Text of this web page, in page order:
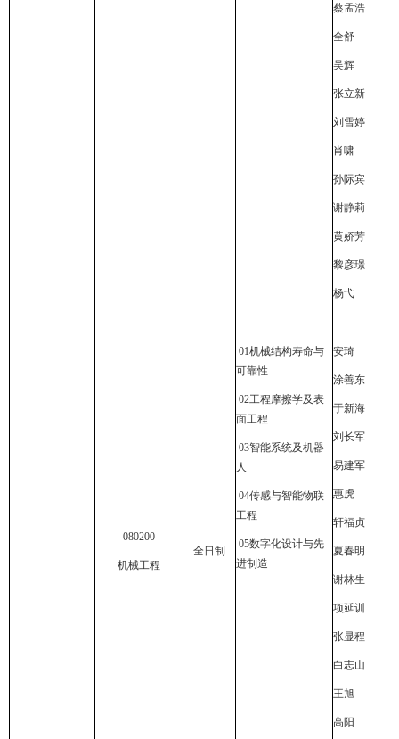
蔡孟浩
全舒
吴辉
张立新
刘雪婷
肖啸
孙际宾
谢静莉
黄娇芳
黎彦璟
杨弋
080200
机械工程
全日制
01机械结构寿命与
可靠性
02工程摩擦学及表
面工程
03智能系统及机器
人
04传感与智能物联
工程
05数字化设计与先
进制造
安琦
涂善东
于新海
刘长军
易建军
惠虎
轩福贞
夏春明
谢林生
项延训
张显程
白志山
王旭
高阳